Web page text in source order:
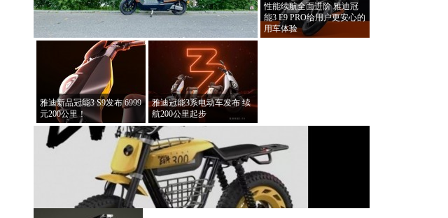
性能续航全面进阶 雅迪冠
能3 E9 PRO给用户更安心的
用车体验
雅迪新品冠能3 S9发布 6999
元200公里！
雅迪冠能3系电动车发布 续
航200公里起步